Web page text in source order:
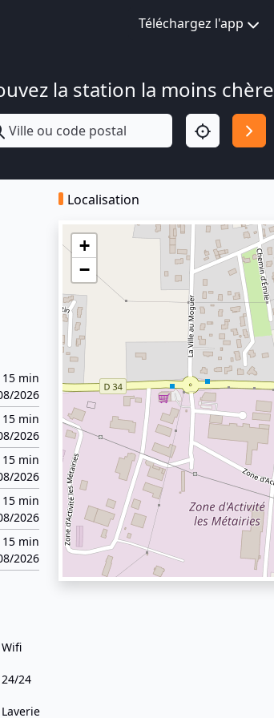
Téléchargez l'app
la station la moins chère
min
2026
min
2026
min
2026
min
2026
min
2026
Localisation
+
−
Wifi
24/24
Laverie